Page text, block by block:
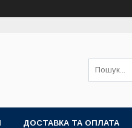
ДОСТАВКА ТА ОПЛАТА